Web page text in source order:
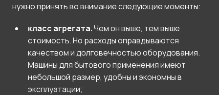
нужно принять во внимание следующие моменты:
класс агрегата.Чем он выше, тем выше
стоимость. Но расходы оправдываются
качеством и долговечностью оборудования.
Машины для бытового применения имеют
небольшой размер, удобны и экономны в
эксплуатации;